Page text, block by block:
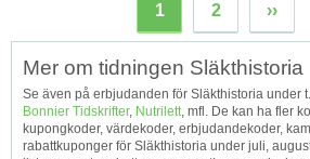
1 2 ››
Mer om tidningen Släkthistoria
Se även på erbjudanden för Släkthistoria under
Bonnier Tidskrifter, Nutrilett, mfl. De kan ha fler
kupongkoder, värdekoder, erbjudandekoder,
rabattkuponger för Släkthistoria under juli,